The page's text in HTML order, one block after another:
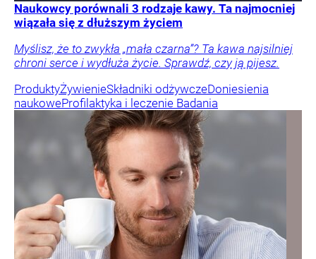
Naukowcy porównali 3 rodzaje kawy. Ta najmocniej
wiązała się z dłuższym życiem
Myślisz, że to zwykła „mała czarna”? Ta kawa najsilniej
chroni serce i wydłuża życie. Sprawdź, czy ją pijesz.
ProduktyŻywienieSkładniki odżywczeDoniesienia
naukoweProfilaktyka i leczenie Badania